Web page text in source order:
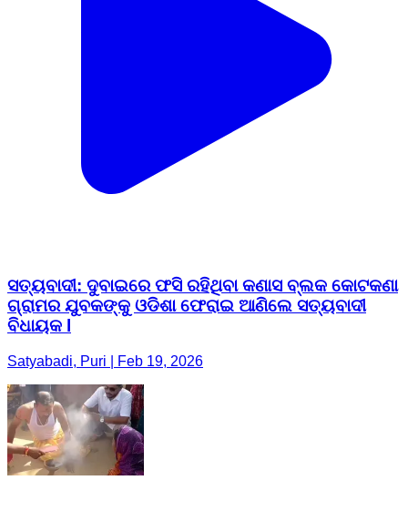
ସତ୍ୟବାଦୀ: ଦୁବାଇରେ ଫସି ରହିଥିବା କଣାସ ବ୍ଲକ କୋଟକଣା
ଗ୍ରାମର ଯୁବକଙ୍କୁ ଓଡିଶା ଫେରାଇ ଆଣିଲେ ସତ୍ୟବାଦୀ
ବିଧାୟକ l
Satyabadi, Puri | Feb 19, 2026